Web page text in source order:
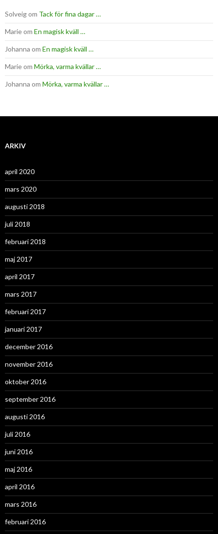
Solveigom Tack för fina dagar …
Marieom En magisk kväll …
Johanna om En magisk kväll …
Marieom Mörka, varma kvällar …
Johanna om Mörka, varma kvällar …
ARKIV
april 2020
mars 2020
augusti 2018
juli 2018
februari 2018
maj 2017
april 2017
mars 2017
februari 2017
januari 2017
december 2016
november 2016
oktober 2016
september 2016
augusti 2016
juli 2016
juni 2016
maj 2016
april 2016
mars 2016
februari 2016